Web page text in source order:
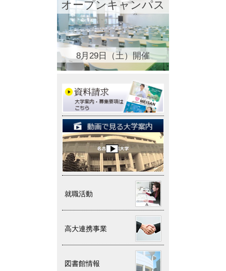
オープンキャンパス
8月29日（土）開催
就職活動
高大連携事業
図書館情報